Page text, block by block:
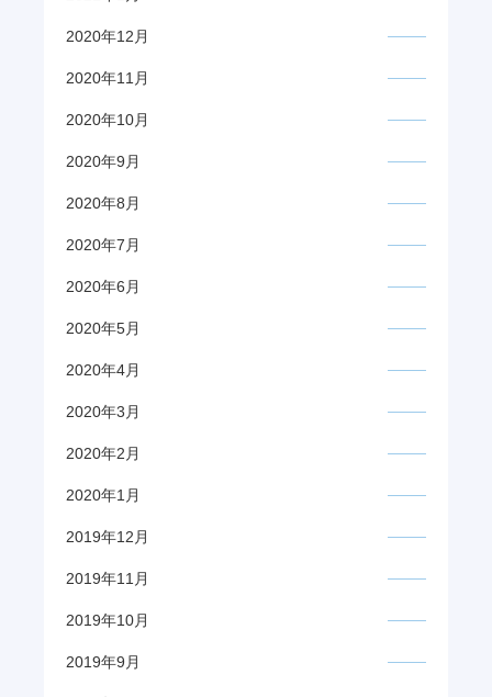
2020年12月
2020年11月
2020年10月
2020年9月
2020年8月
2020年7月
2020年6月
2020年5月
2020年4月
2020年3月
2020年2月
2020年1月
2019年12月
2019年11月
2019年10月
2019年9月